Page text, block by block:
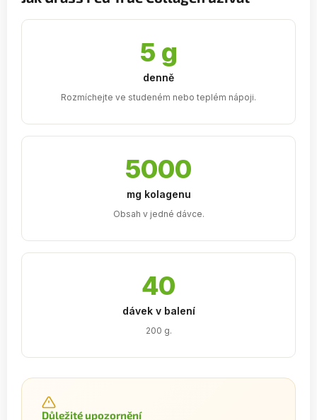
5 g
denně
Rozmíchejte ve studeném nebo teplém nápoji.
5000
mg kolagenu
Obsah v jedné dávce.
40
dávek v balení
200 g.
Důležité upozornění